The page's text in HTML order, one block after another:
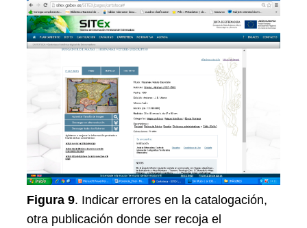
Figura 9. Indicar errores en la catalogación,
otra publicación donde ser recoja el